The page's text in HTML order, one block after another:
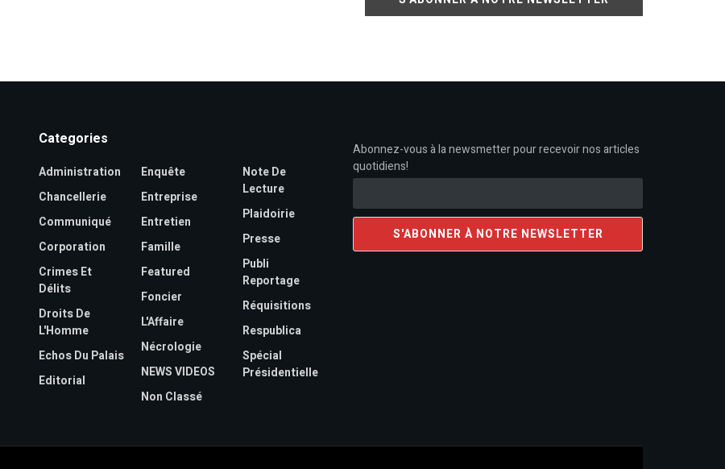
Categories
Administration
Chancellerie
Communiqué
Corporation
Crimes Et
Délits
Droits De
L'Homme
Echos Du Palais
Editorial
Enquête
Entreprise
Entretien
Famille
Featured
Foncier
L'Affaire
Nécrologie
NEWS VIDEOS
Non Classé
Note De
Lecture
Plaidoirie
Presse
Publi
Reportage
Réquisitions
Respublica
Spécial
Présidentielle
Abonnez-vous à la newsmetter pour recevoir nos articles
quotidiens!